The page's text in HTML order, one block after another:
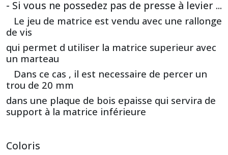
- Si vous ne possedez pas de presse à levier ...
Le jeu de matrice est vendu avec une rallonge
de vis
qui permet d utiliser la matrice superieur avec
un marteau
Dans ce cas , il est necessaire de percer un
trou de 20 mm
dans une plaque de bois epaisse qui servira de
support à la matrice inférieure
Coloris